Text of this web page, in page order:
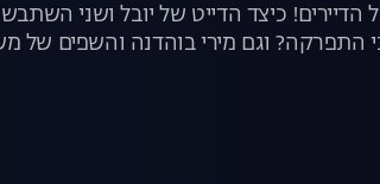
הדיירים! כיצד הדייט של יובל ושני
התפרקה? וגם מירי בוהדנה והשפים של